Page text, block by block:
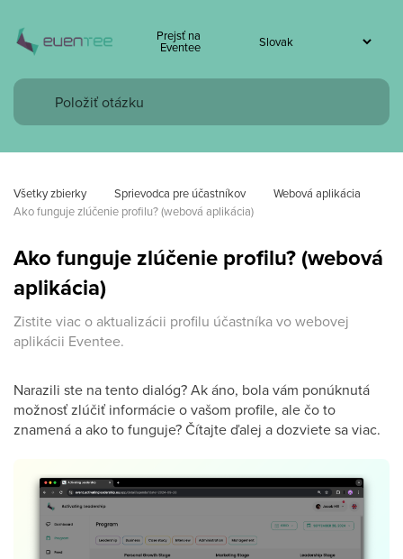
Prejsť na
Eventee
Všetky zbierky Sprievodca pre účastníkov
Webová aplikácia
Ako funguje zlúčenie profilu? (webová aplikácia)
Ako funguje zlúčenie profilu? (webová
aplikácia)
Zistite viac o aktualizácii profilu účastníka vo webovej
aplikácii Eventee.
Narazili ste na tento dialóg? Ak áno, bola vám ponúknutá
možnosť zlúčiť informácie o vašom profile, ale čo to
znamená a ako to funguje? Čítajte ďalej a dozviete sa viac.